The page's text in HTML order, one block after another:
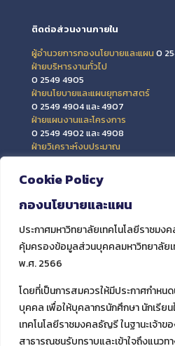
Cookie Policy
กองนโยบายและแผน
ประกาศมหาวิทยาลัยเทคโนโลยีราชมง
คุ้มครองข้อมูลส่วนบุคคลมหาวิทยาลัย
พ.ศ. 2566
โดยที่เป็นการสมควรให้มีประกาศกำห
บุคคล เพื่อให้บุคลากรนักศึกษา นักเรีย
เทคโนโลยีราชมงคลธัญรี ในฐานะเจ้า
สาธารณชนรับทราบและเข้าใจถึงแนว
ติดต่อส่วนงานภายใน
ผู้อำนวยการกองนโยบายและแผน 0
ฝ่ายบริหารงานทั่วไป
0 2549 4905
ฝ่ายนโยบายและแผนยุทธศาสตร์
0 2549 4904 และ 4907
ฝ่ายแผนงานและโครงการ
0 2549 4902 และ 4908
ฝ่ายวิเคราะห์งบประมาณ
0 2549 4903 และ 4909
ฝ่ายข้อมูลสารสนเทศและติดตามประเมิ
0 2549 4906